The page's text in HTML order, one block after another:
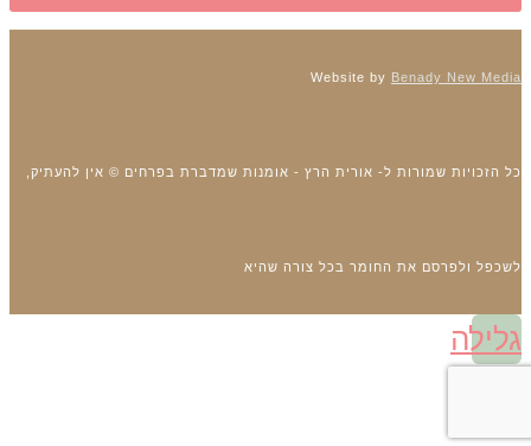
Website by Benady New Media
כל הזכויות שמורות ל- אורית הרץ - אומנות שמדברת בפרחים © אין להעתיק,
לשכפל ולפרסם את החומר בכל צורה שהיא
גלילה